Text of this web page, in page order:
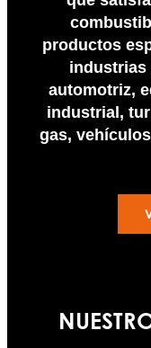
productos
industrias
automotriz,
industrial,
gas,